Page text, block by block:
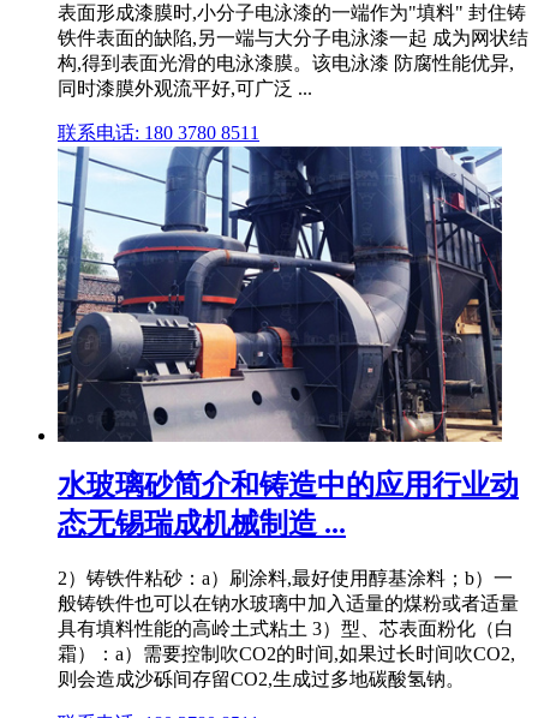
表面形成漆膜时,小分子电泳漆的一端作为"填料" 封住铸
铁件表面的缺陷,另一端与大分子电泳漆一起 成为网状结
构,得到表面光滑的电泳漆膜。该电泳漆 防腐性能优异,
同时漆膜外观流平好,可广泛 ...
联系电话: 180 3780 8511
水玻璃砂简介和铸造中的应用行业动
态无锡瑞成机械制造 ...
2）铸铁件粘砂：a）刷涂料,最好使用醇基涂料；b）一
般铸铁件也可以在钠水玻璃中加入适量的煤粉或者适量
具有填料性能的高岭土式粘土 3）型、芯表面粉化（白
霜）：a）需要控制吹CO2的时间,如果过长时间吹CO2,
则会造成沙砾间存留CO2,生成过多地碳酸氢钠。